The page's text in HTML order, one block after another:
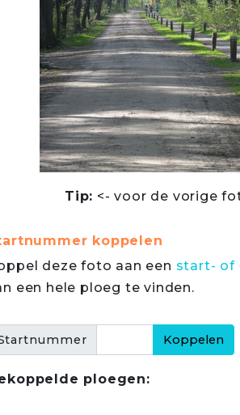
Tip: <- voor de vorige
koppelen
deze foto aan een start- of
een hele ploeg te vinden.
ploegen: